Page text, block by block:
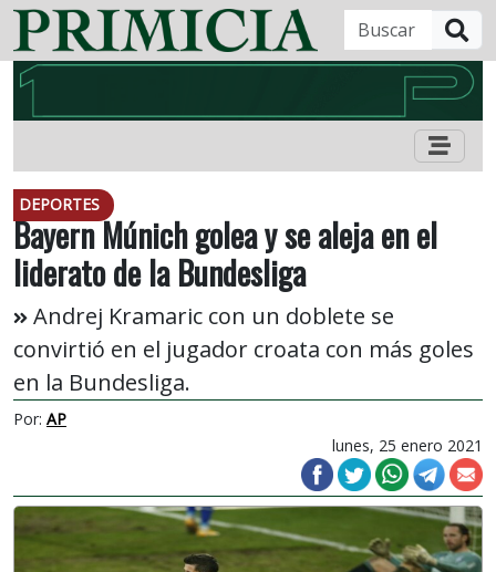
DEPORTES
Bayern Múnich golea y se aleja en el
liderato de la Bundesliga
Andrej Kramaric con un doblete se
convirtió en el jugador croata con más goles
en la Bundesliga.
Por: AP
lunes, 25 enero 2021